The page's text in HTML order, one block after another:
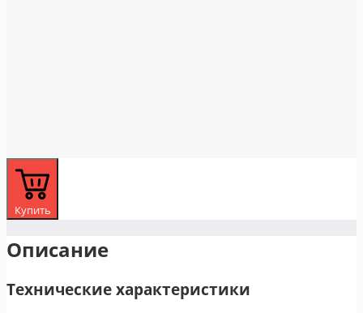
Купить
Описание
Технические характеристики